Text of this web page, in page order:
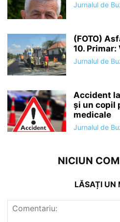
Jurnalul de
(FOTO)
10. Primar:
Jurnalul de
Accident
și un copil
medicale
Jurnalul de
NICIUN
LĂSAȚI UN